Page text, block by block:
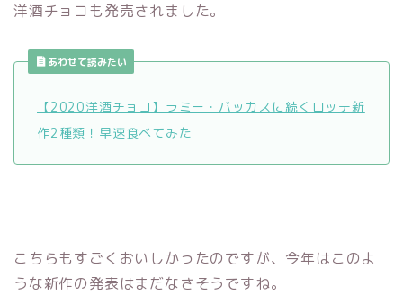
洋酒チョコも発売されました。
あわせて読みたい
【2020洋酒チョコ】ラミー・バッカスに続くロッテ新
作2種類！早速食べてみた
こちらもすごくおいしかったのですが、今年はこのよ
うな新作の発表はまだなさそうですね。